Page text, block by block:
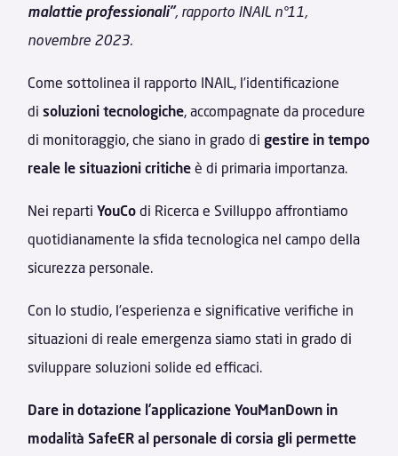
malattie professionali”, rapporto INAIL n°11,
novembre 2023.
Come sottolinea il rapporto INAIL, l’identificazione
disoluzioni tecnologiche, accompagnate da procedure
di monitoraggio, che siano in grado di gestire in tempo
reale le situazioni critiche è di primaria importanza.
Nei repartiYouCo di Ricerca e Svilluppo affrontiamo
quotidianamente la sfida tecnologica nel campo della
sicurezza personale.
Con lo studio, l’esperienza e significative verifiche in
situazioni di reale emergenza siamo stati in grado di
sviluppare soluzioni solide ed efficaci.
Dare in dotazione l’applicazione YouManDown in
modalità SafeER al personale di corsia gli permette